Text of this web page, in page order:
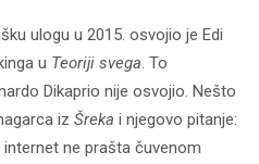
ulogu u 2015. osvojio je Edi
u Teoriji svega. To
Dikaprio nije osvojio. Nešto
iz Šreka i njegovo pitanje:
internet ne prašta čuvenom